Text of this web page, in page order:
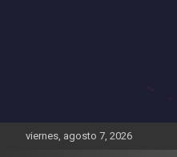
viernes, agosto 7, 2026